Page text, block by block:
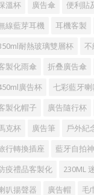
溫杯 廣告傘 便利貼
線藍芽耳機 耳機客製
耐熱玻璃雙層杯 不
製化雨傘 折叠廣告傘
廣告杯 七彩藍牙喇
製化帽子 廣告隨行杯
克杯 廣告筆 戶外紀
行轉換插座 藍牙自拍
疫禮品客製化 230ML
叭揚聲器 廣告帽 毛